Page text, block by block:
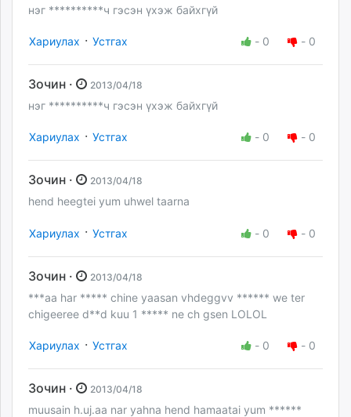
нэг **********ч гэсэн үхэж байхгүй
Хариулах · Устгах - 0 - 0
Зочин · 2013/04/18
нэг **********ч гэсэн үхэж байхгүй
Хариулах · Устгах - 0 - 0
Зочин · 2013/04/18
hend heegtei yum uhwel taarna
Хариулах · Устгах - 0 - 0
Зочин · 2013/04/18
***aa har ***** chine yaasan vhdeggvv ****** we ter
chigeeree d**d kuu 1 ***** ne ch gsen LOLOL
Хариулах · Устгах - 0 - 0
Зочин · 2013/04/18
muusain h.uj.aa nar yahna hend hamaatai yum ******